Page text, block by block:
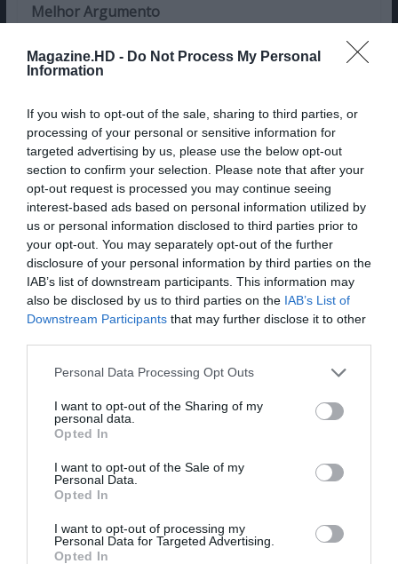
Magazine.HD - Do Not Process My Personal
Information
If you wish to opt-out of the sale, sharing to third parties, or
processing of your personal or sensitive information for
targeted advertising by us, please use the below opt-out
section to confirm your selection. Please note that after your
opt-out request is processed you may continue seeing
interest-based ads based on personal information utilized by
us or personal information disclosed to third parties prior to
your opt-out. You may separately opt-out of the further
disclosure of your personal information by third parties on the
IAB’s list of downstream participants. This information may
also be disclosed by us to third parties on the IAB’s List of
Downstream Participants that may further disclose it to other
Personal Data Processing Opt Outs
I want to opt-out of the Sharing of my
personal data.
Opted In
I want to opt-out of the Sale of my
Personal Data.
Opted In
I want to opt-out of processing my
Personal Data for Targeted Advertising.
Opted In
Melhor Argumento
Drive My Car, para Ryusuke Hamaguchi (Japão)
Le Genou d’ Ahed, de Nadav Lapid
(Israel/França/Alemanha)
Memory, de Apichatpong Weerasethakul
(Colômbia/Tailândia/Reino
Unido/México/França/Alemanha/China/Taiwan/EU
A/Suíça)
Câmera de Ouro
Murina, de Antoneta Alamat Kusijanovic (Croácia/
Brasil/ EUA/Eslovênia)
Palma de Ouro para melhor curta-metragem
All the Crows in the World, de Tang Yi (Hong
Kong)
Menção especial
Prémio Fipresci da Crítica Internacional